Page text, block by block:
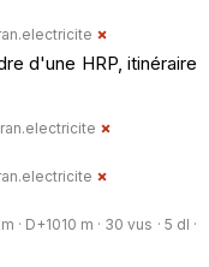
d'une HRP, itinéraire
D+1010 m · 30 vus · 5 dl ·